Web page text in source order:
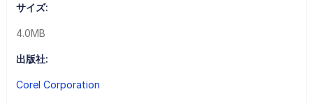
サイズ:
4.0MB
出版社:
Corel Corporation